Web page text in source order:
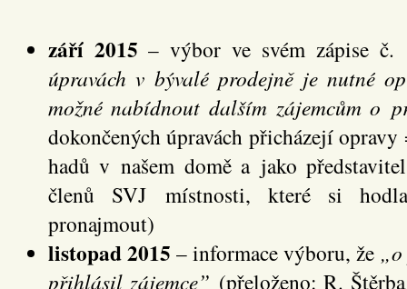
září 2015 – výbor ve svém zápise
úpravách v bývalé prodejně je nutné
možné nabídnout dalším zájemcům o
dokončených úpravách přicházejí
hadů v našem domě a jako
členů SVJ místnosti, které si
pronajmout)
listopad 2015 – informace výboru, že
přihlásil zájemce” (přeloženo: R.